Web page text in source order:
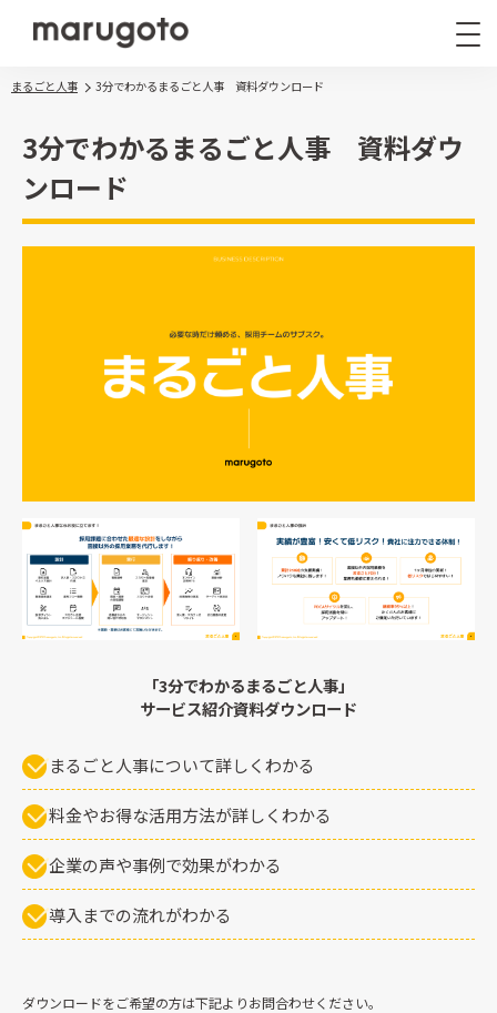
採用代行関連
まるごと人事ライト
Wantedly運用代行
採用広報関連
採用ピッチ制作
採用広報代行
採用動画制作
バックオフィス代行
まるごと管理部 労務プラン
まるごと管理部 経理プラン
人材サービス
まるごと人事エージェント
お役立ち情報
まるごと人事 3分でわかるまるごと人事 資料ダウンロード
3分でわかるまるごと人事 資料ダウ
ンロード
「3分でわかるまるごと人事」
サービス紹介資料ダウンロード
まるごと人事について詳しくわかる
料金やお得な活用方法が詳しくわかる
企業の声や事例で効果がわかる
導入までの流れがわかる
ダウンロードをご希望の方は下記よりお問合わせください。